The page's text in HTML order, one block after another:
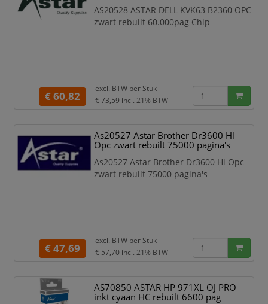
AS20528 ASTAR DELL KVK63 B2360 OPC
zwart rebuilt 60.000pag Chip
€ 60,82
excl. BTW per Stuk
€ 73,59 incl. 21% BTW
As20527 Astar Brother Dr3600 Hl
Opc zwart rebuilt 75000 pagina's
As20527 Astar Brother Dr3600 Hl Opc
zwart rebuilt 75000 pagina's
€ 47,69
excl. BTW per Stuk
€ 57,70 incl. 21% BTW
AS70850 ASTAR HP 971XL OJ PRO
inkt cyaan HC rebuilt 6600 pag